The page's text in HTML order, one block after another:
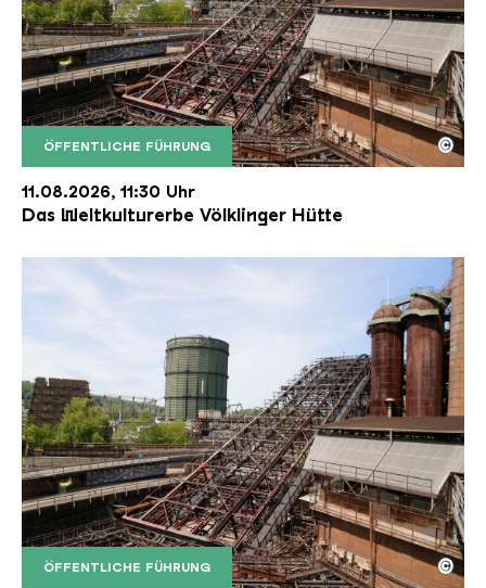
ÖFFENTLICHE FÜHRUNG
Der Erzschrägaufzug der Völklinger Hütte mit
Copyright: Weltkulturerbe Völklinger Hütte | Karl
©
11.08.2026, 11:30 Uhr
Das Weltkulturerbe Völklinger Hütte
ÖFFENTLICHE FÜHRUNG ©